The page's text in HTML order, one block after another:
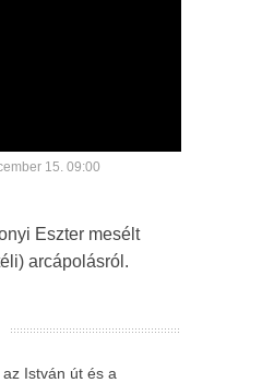
15. 09:00
Eszter mesélt
arcápolásról.
István út és a